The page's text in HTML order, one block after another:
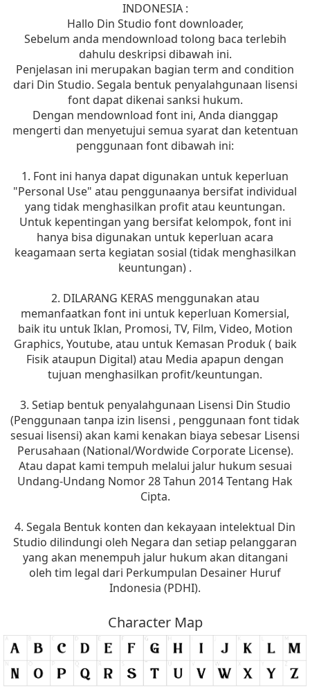
INDONESIA :
Hallo Din Studio font downloader,
Sebelum anda mendownload tolong baca terlebih
dahulu deskripsi dibawah ini.
Penjelasan ini merupakan bagian term and condition
dari Din Studio. Segala bentuk penyalahgunaan lisensi
font dapat dikenai sanksi hukum.
Dengan mendownload font ini, Anda dianggap
mengerti dan menyetujui semua syarat dan ketentuan
penggunaan font dibawah ini:
1. Font ini hanya dapat digunakan untuk keperluan
"Personal Use" atau penggunaanya bersifat individual
yang tidak menghasilkan profit atau keuntungan.
Untuk kepentingan yang bersifat kelompok, font ini
hanya bisa digunakan untuk keperluan acara
keagamaan serta kegiatan sosial (tidak menghasilkan
keuntungan) .
2. DILARANG KERAS menggunakan atau
memanfaatkan font ini untuk keperluan Komersial,
baik itu untuk Iklan, Promosi, TV, Film, Video, Motion
Graphics, Youtube, atau untuk Kemasan Produk ( baik
Fisik ataupun Digital) atau Media apapun dengan
tujuan menghasilkan profit/keuntungan.
3. Setiap bentuk penyalahgunaan Lisensi Din Studio
(Penggunaan tanpa izin lisensi , penggunaan font tidak
sesuai lisensi) akan kami kenakan biaya sebesar Lisensi
Perusahaan (National/Wordwide Corporate License).
Atau dapat kami tempuh melalui jalur hukum sesuai
Undang-Undang Nomor 28 Tahun 2014 Tentang Hak
Cipta.
4. Segala Bentuk konten dan kekayaan intelektual Din
Studio dilindungi oleh Negara dan setiap pelanggaran
yang akan menempuh jalur hukum akan ditangani
oleh tim legal dari Perkumpulan Desainer Huruf
Indonesia (PDHI).
Character Map